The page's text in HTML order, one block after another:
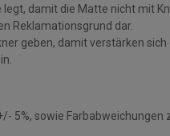
damit die Matte nicht mit
Reklamationsgrund dar.
geben, damit verstärken
5%, sowie